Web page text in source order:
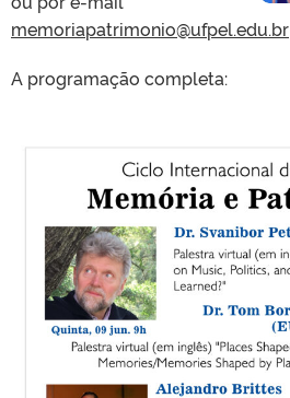
memoriapatrimonio@ufpel.edu.br
A programação completa: